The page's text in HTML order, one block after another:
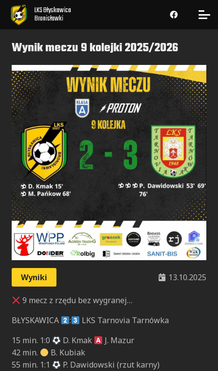
LKS Błyskawica
Bronisławki
Wynik meczu 9 kolejki 2025/2026
Wyniki 13.10.2025
9 mecz z rzędu bez wygranej…
BŁYSKAWICA
:
LKS Tarnovia Tarnówka
15 min. 1:0
D. Kmak
J. Mazur
42 min.
B. Kubiak
55 min. 1:1
P. Dawidowski (rzut karny)